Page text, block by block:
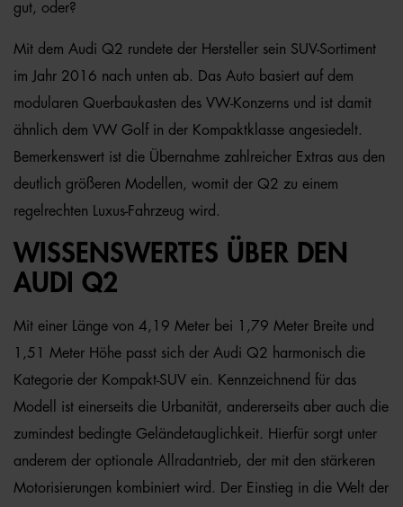
gut, oder?
Mit dem Audi Q2 rundete der Hersteller sein SUV-Sortiment
im Jahr 2016 nach unten ab. Das Auto basiert auf dem
modularen Querbaukasten des VW-Konzerns und ist damit
ähnlich dem VW Golf in der Kompaktklasse angesiedelt.
Bemerkenswert ist die Übernahme zahlreicher Extras aus den
deutlich größeren Modellen, womit der Q2 zu einem
regelrechten Luxus-Fahrzeug wird.
WISSENSWERTES ÜBER DEN
AUDI Q2
Mit einer Länge von 4,19 Meter bei 1,79 Meter Breite und
1,51 Meter Höhe passt sich der Audi Q2 harmonisch die
Kategorie der Kompakt-SUV ein. Kennzeichnend für das
Modell ist einerseits die Urbanität, andererseits aber auch die
zumindest bedingte Geländetauglichkeit. Hierfür sorgt unter
anderem der optionale Allradantrieb, der mit den stärkeren
Motorisierungen kombiniert wird. Der Einstieg in die Welt der